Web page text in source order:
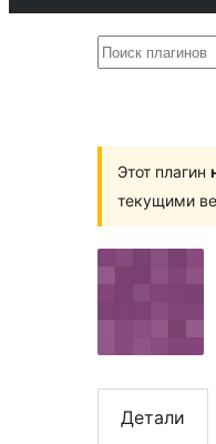
Поиск
Этот плагин
текущими
Детали